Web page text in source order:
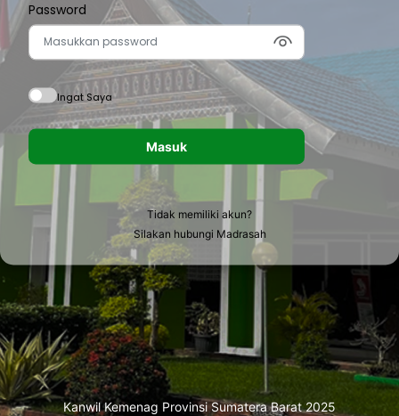
Password
Ingat Saya
Masuk
Tidak memiliki akun?
Silakan hubungi Madrasah
Kanwil Kemenag Provinsi Sumatera Barat 2025